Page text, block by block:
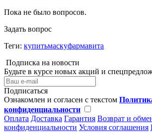
Пока не было вопросов.
Задать вопрос
Теги: купитьмаскуфармавита
Подписка на новости
Будьте в курсе новых акций и
Подписаться
Ознакомлен и согласен с текстом
конфиденциальности
Оплата Доставка Гарантия Возврат и
конфиденциальности Условия соглашения